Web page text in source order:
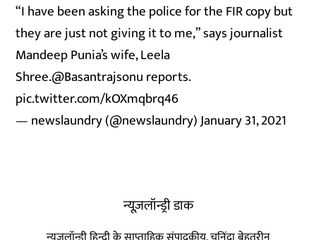
“I have been asking the police for the FIR copy but
they are just not giving it to me,” says journalist
Mandeep Punia’s wife, Leela
Shree.@Basantrajsonureports.
pic.twitter.com/kOXmqbrq46
— newslaundry (@newslaundry)January 31, 2021
न्यूज़लॉन्ड्री डाक